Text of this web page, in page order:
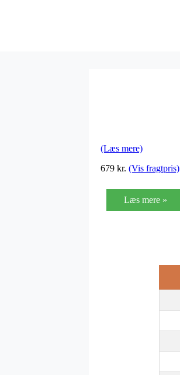
(Læs mere)
679 kr. (Vis fragtpris)
Læs mere »